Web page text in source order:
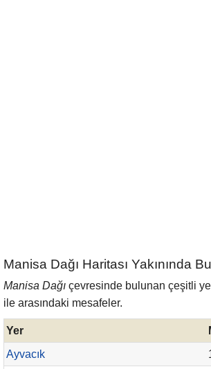
Manisa Dağı Haritası Yakınında
Manisa Dağı çevresinde bulunan çeşitli
ile arasındaki mesafeler.
Yer
Ayvacık